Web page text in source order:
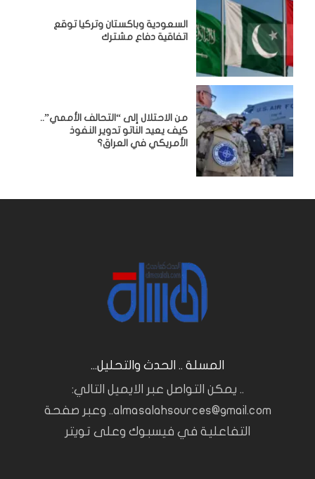
السعودية وباكستان وتركيا توقع
اتفاقية دفاع مشترك
من الاحتلال إلى “التحالف الأممي”..
كيف يعيد الناتو تدوير النفوذ
الأمريكي في العراق؟
المسلة .. الحدث والتحليل...
.. يمكن التواصل عبر الايميل التالي:
almasalahsources@gmail.com.. وعبر صفحة
التفاعلية في فيسبوك وعلى تويتر